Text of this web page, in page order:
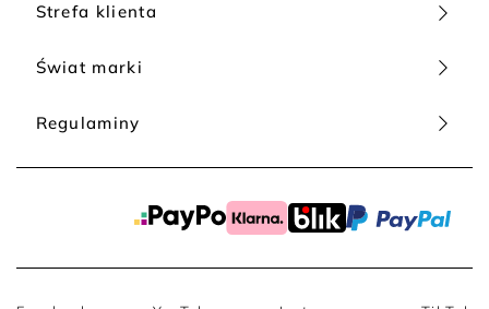
Strefa klienta
Świat marki
Regulaminy